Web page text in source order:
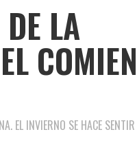
LA
EL INVIERNO SE HACE